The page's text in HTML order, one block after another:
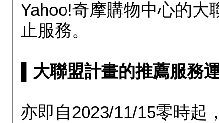
Yahoo!奇摩購物中心的大
止服務。
▌大聯盟計畫的推薦服務
亦即自2023/11/15零時起